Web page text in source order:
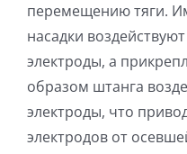
перемещению тяги.
насадки
электроды, а
образом штанга
электроды, что
электродов от